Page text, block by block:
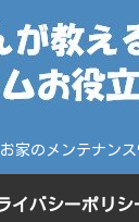
家のメンテナン
イバシーポリシ